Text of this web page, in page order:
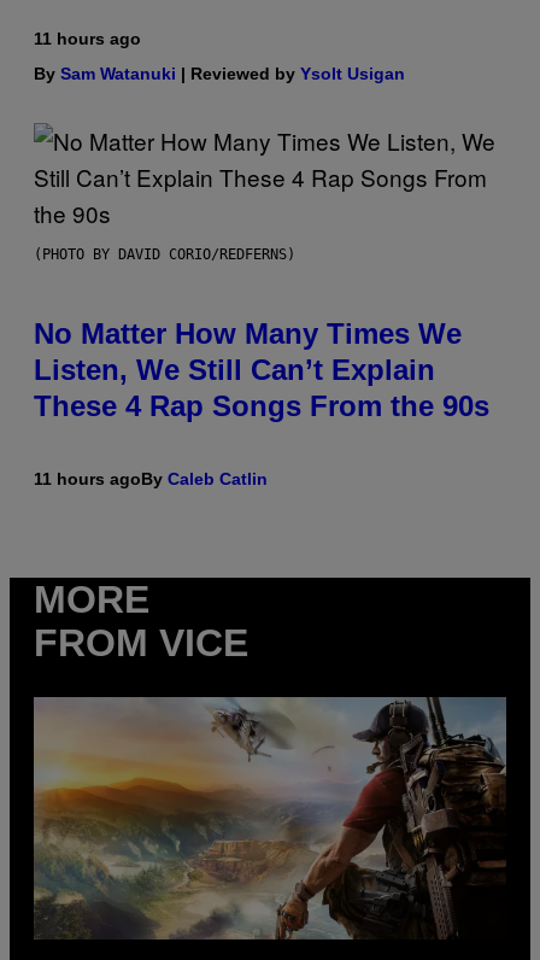
11 hours ago
By Sam Watanuki | Reviewed by Ysolt Usigan
(PHOTO BY DAVID CORIO/REDFERNS)
No Matter How Many Times We
Listen, We Still Can’t Explain
These 4 Rap Songs From the 90s
11 hours agoBy Caleb Catlin
MORE
FROM VICE